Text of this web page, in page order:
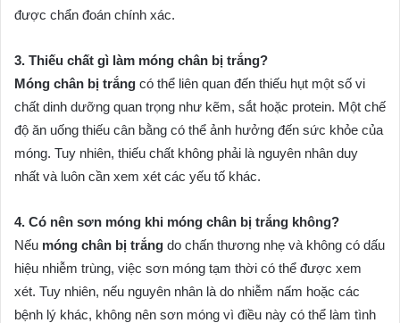
được chẩn đoán chính xác.
3. Thiếu chất gì làm móng chân bị trắng?
Móng chân bị trắng có thể liên quan đến thiếu hụt một số vi
chất dinh dưỡng quan trọng như kẽm, sắt hoặc protein. Một chế
độ ăn uống thiếu cân bằng có thể ảnh hưởng đến sức khỏe của
móng. Tuy nhiên, thiếu chất không phải là nguyên nhân duy
nhất và luôn cần xem xét các yếu tố khác.
4. Có nên sơn móng khi móng chân bị trắng không?
Nếu móng chân bị trắng do chấn thương nhẹ và không có dấu
hiệu nhiễm trùng, việc sơn móng tạm thời có thể được xem
xét. Tuy nhiên, nếu nguyên nhân là do nhiễm nấm hoặc các
bệnh lý khác, không nên sơn móng vì điều này có thể làm tình